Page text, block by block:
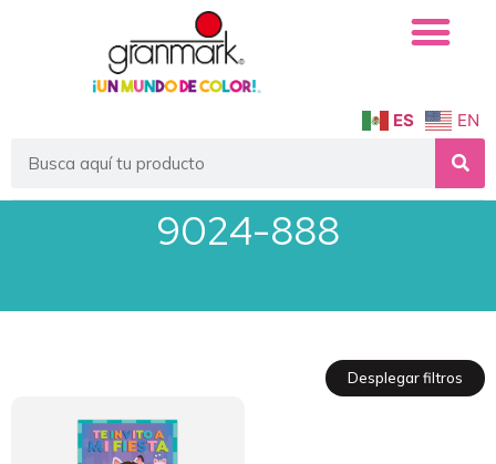
ES EN
9024-888
Desplegar filtros